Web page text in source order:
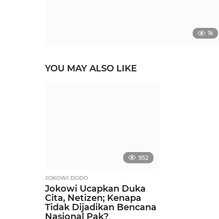
1k
YOU MAY ALSO LIKE
952
JOKOWI DODO
Jokowi Ucapkan Duka
Cita, Netizen; Kenapa
Tidak Dijadikan Bencana
Nasional Pak?